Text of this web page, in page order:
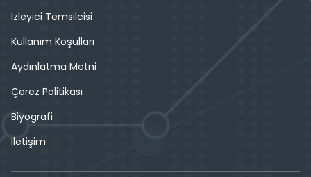
İzleyici Temsilcisi
Kullanım Koşulları
Aydınlatma Metni
Çerez Politikası
Biyografi
İletişim